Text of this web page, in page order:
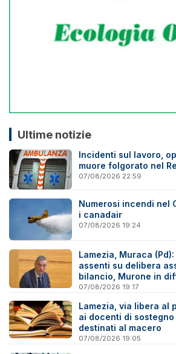
Ultime notizie
Incidenti sul lavoro,
muore folgorato nel
07/08/2026 22:59
Numerosi incendi nel
i canadair
07/08/2026 19:24
Lamezia, Muraca
assenti su delibera
bilancio, Murone in
07/08/2026 19:17
Lamezia, via libera al
ai docenti di
destinati al macero
07/08/2026 19:05